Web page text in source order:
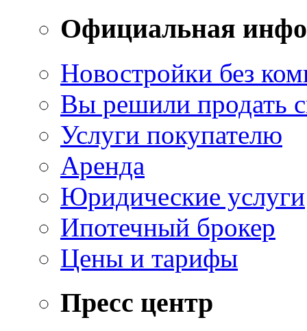
Официальная
Новостройки без
Вы решили продать
Услуги покупателю
Аренда
Юридические услуги
Ипотечный брокер
Цены и тарифы
Пресс центр